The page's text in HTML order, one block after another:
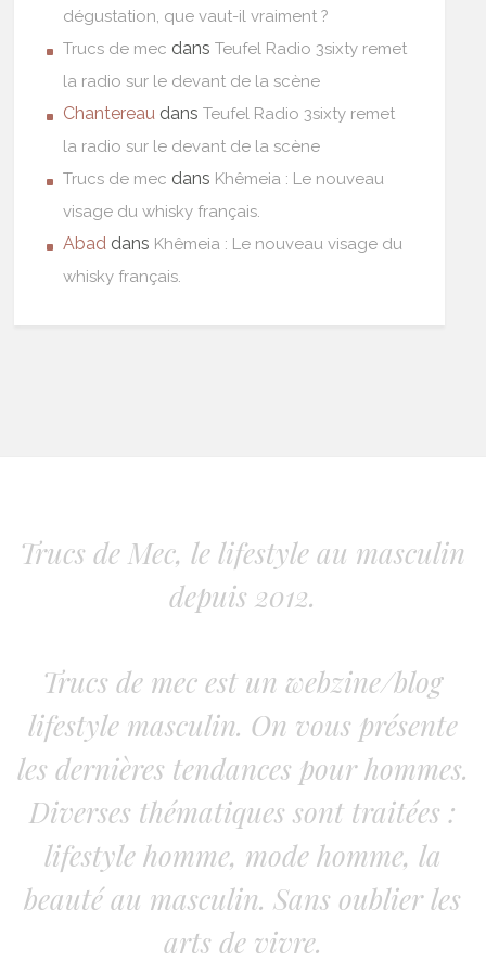
dégustation, que vaut-il vraiment ?
Trucs de mec dansTeufel Radio 3sixty remet
la radio sur le devant de la scène
Chantereau dansTeufel Radio 3sixty remet
la radio sur le devant de la scène
Trucs de mec dans Khêmeia : Le nouveau
visage du whisky français.
Abad dans Khêmeia : Le nouveau visage du
whisky français.
Trucs de Mec, le lifestyle au masculin
depuis 2012.
Trucs de mec est un webzine/blog
lifestyle masculin. On vous présente
les dernières tendances pour hommes.
Diverses thématiques sont traitées :
lifestyle homme, mode homme, la
beauté au masculin. Sans oublier les
arts de vivre.